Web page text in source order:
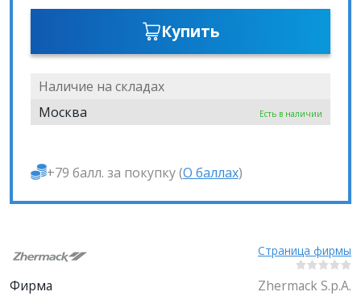
Купить
Наличие на складах
Москва
Есть в наличии
+79 балл. за покупку (О баллах)
Страница фирмы
Фирма
Zhermack S.p.A.